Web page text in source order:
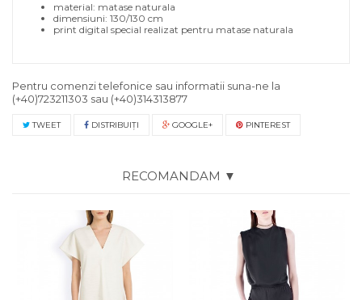
material: matase naturala
dimensiuni: 130/130 cm
print digital special realizat pentru matase naturala
Pentru comenzi telefonice sau informatii suna-ne la
(+40)723211303 sau (+40)314313877
TWEET DISTRIBUIŢI GOOGLE+ PINTEREST
RECOMANDAM ▼